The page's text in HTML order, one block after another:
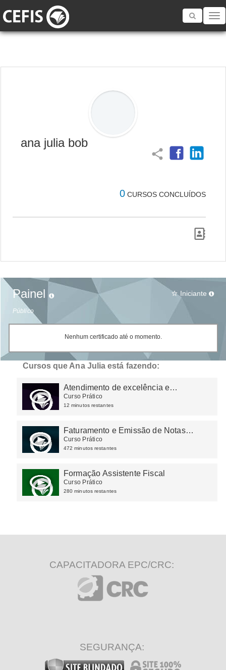
Toggle
ana julia bob
share
0 CURSOS CONCLUÍDOS
Painel
Público
star_border Iniciante
Nenhum certificado até o momento.
Cursos que Ana Julia está fazendo:
Atendimento de excelência e
experiência do cliente
Curso Prático
12 minutos restantes
Faturamento e Emissão de Notas
Fiscais
Curso Prático
472 minutos restantes
Formação Assistente Fiscal
Curso Prático
280 minutos restantes
CAPACITADORA EPC/CRC:
SEGURANÇA: